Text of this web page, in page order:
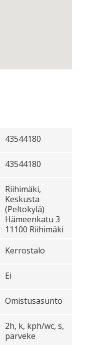
43544180
43544180
Riihimäki,
Keskusta
(Peltokylä)
Hämeenkatu 3
11100 Riihimäki
Kerrostalo
Ei
Omistusasunto
2h, k, kph/wc, s,
parveke